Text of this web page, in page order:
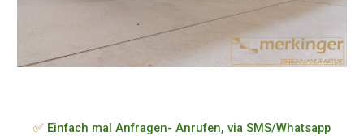
✅ Einfach mal Anfragen- Anrufen, via SMS/Whatsapp